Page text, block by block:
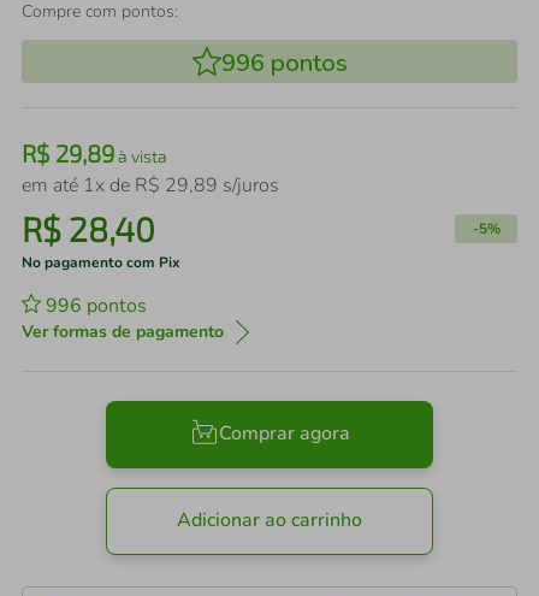
Compre com pontos:
996 pontos
R$ 29,89à vista
em até 1x de R$ 29,89 s/juros
R$ 28,40 -5%
No pagamento com Pix
996 pontos
Ver formas de pagamento
Comprar agora
Adicionar ao carrinho